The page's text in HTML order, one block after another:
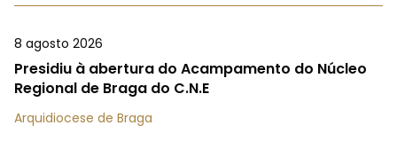
8 agosto 2026
Presidiu à abertura do Acampamento do Núcleo
Regional de Braga do C.N.E
Arquidiocese de Braga